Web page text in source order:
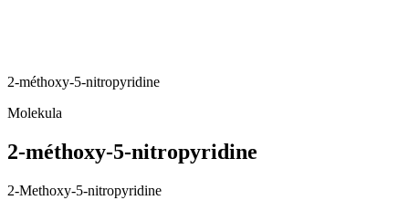
2-méthoxy-5-nitropyridine
Molekula
2-méthoxy-5-nitropyridine
2-Methoxy-5-nitropyridine